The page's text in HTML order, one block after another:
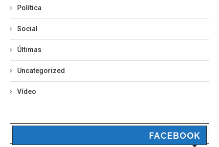
Política
Social
Últimas
Uncategorized
Vídeo
FACEBOOK